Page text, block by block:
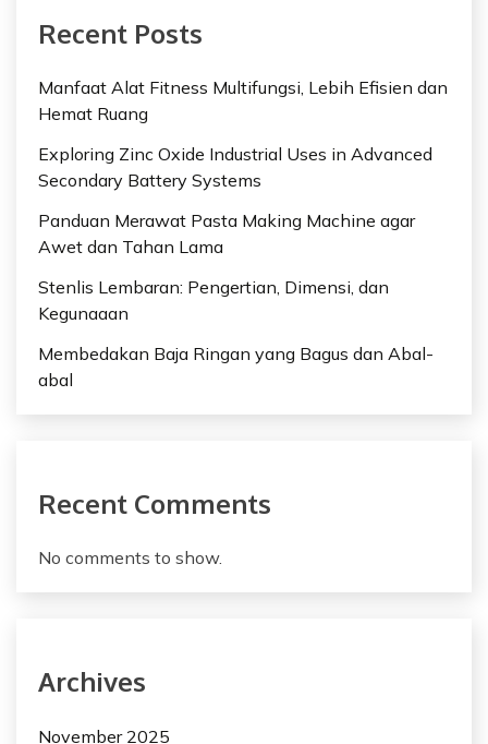
Recent Posts
Manfaat Alat Fitness Multifungsi, Lebih Efisien dan
Hemat Ruang
Exploring Zinc Oxide Industrial Uses in Advanced
Secondary Battery Systems
Panduan Merawat Pasta Making Machine agar
Awet dan Tahan Lama
Stenlis Lembaran: Pengertian, Dimensi, dan
Kegunaaan
Membedakan Baja Ringan yang Bagus dan Abal-
abal
Recent Comments
No comments to show.
Archives
November 2025